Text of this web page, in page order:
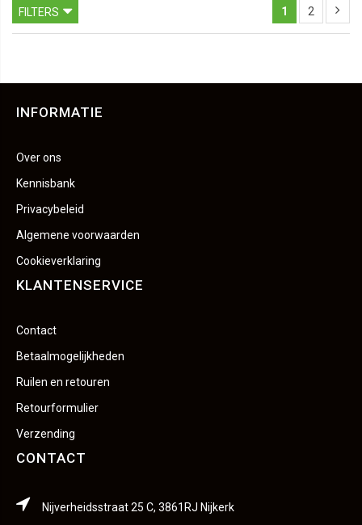
FILTERS 1 2
INFORMATIE
Over ons
Kennisbank
Privacybeleid
Algemene voorwaarden
Cookieverklaring
KLANTENSERVICE
Contact
Betaalmogelijkheden
Ruilen en retouren
Retourformulier
Verzending
CONTACT
Nijverheidsstraat 25 C, 3861RJ Nijkerk